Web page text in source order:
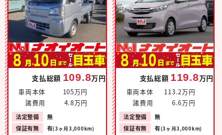
支払総額 109.8万円
車両本体
105万円
諸費用
4.8万円
法定整備
無
保証有無
有(3ヶ月3,000km)
支払総額 119.8万円
車両本体
113.2万円
諸費用
6.6万円
法定整備
無
保証有無
有(3ヶ月3,000km)